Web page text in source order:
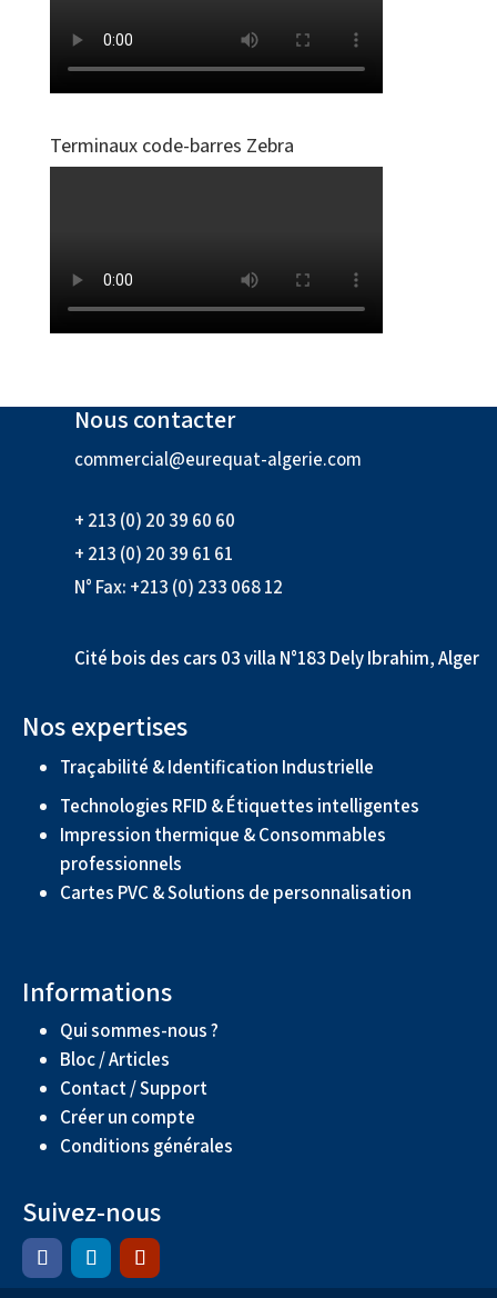
Terminaux code-barres Zebra
Nous contacter
commercial@eurequat-algerie.com
+ 213 (0) 20 39 60 60
+ 213 (0) 20 39 61 61
N° Fax: +213 (0) 233 068 12
Cité bois des cars 03 villa N°183 Dely Ibrahim, Alger
Nos expertises
Traçabilité & Identification Industrielle
Technologies RFID & Étiquettes intelligentes
Impression thermique & Consommables
professionnels
Cartes PVC & Solutions de personnalisation
Informations
Qui sommes-nous ?
Bloc / Articles
Contact / Support
Créer un compte
Conditions générales
Suivez-nous